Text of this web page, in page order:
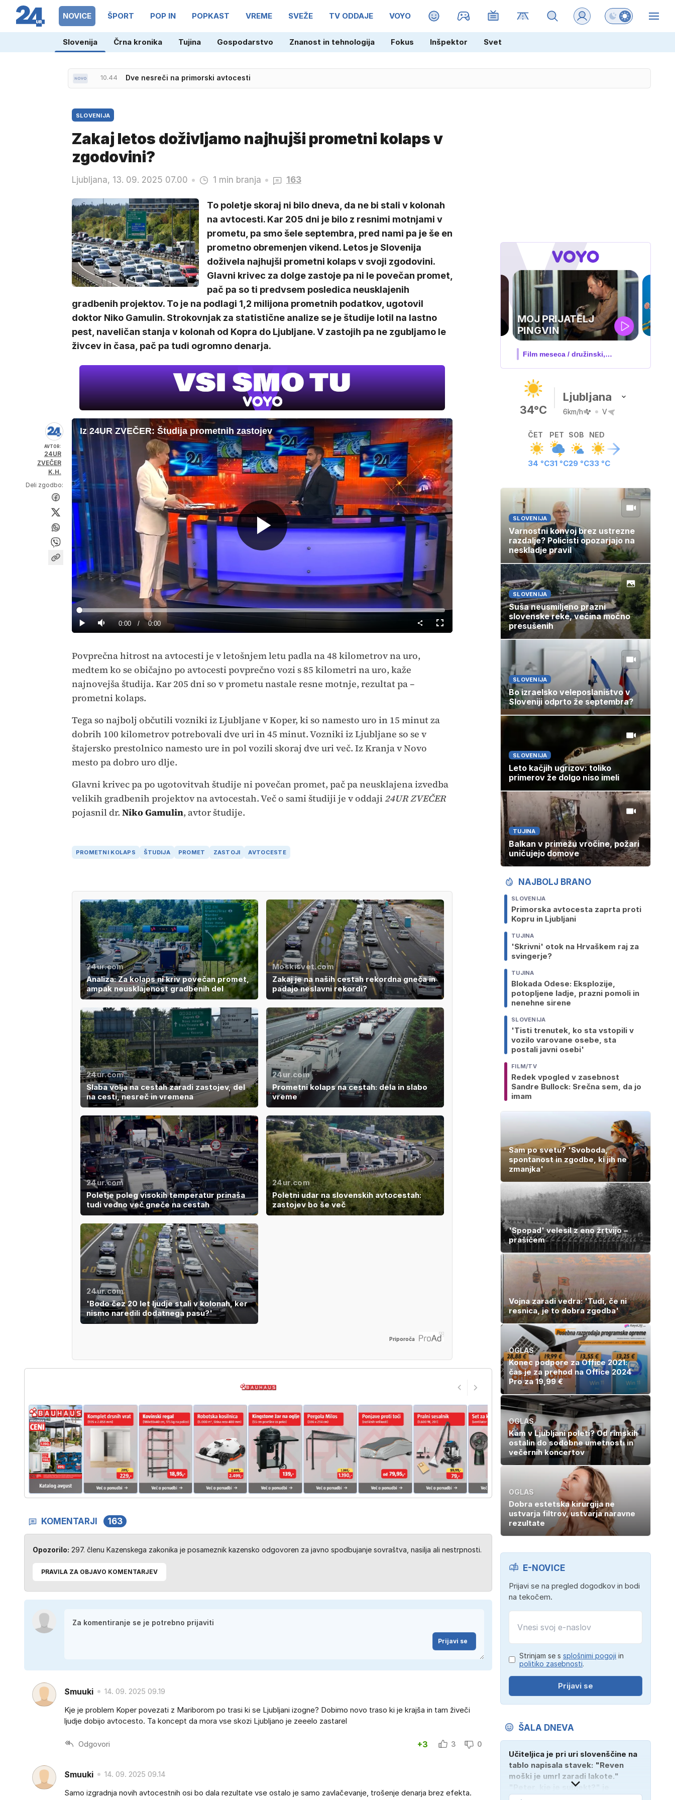
NOVICE ŠPORT POP IN POPKAST VREME SVEŽE TV ODDAJE VOYO MAGAZIN Preklopi barvni
Slovenija Črna kronika Tujina Gospodarstvo Znanost in tehnologija Fokus Inšpektor Svet
10.44 Dve nesreči na primorski avtocesti
09.53 Zakaj naj bi Anamaria Goltes v resnici umaknila zahtevek za preživnino?
SLOVENIJA
Zakaj letos doživljamo najhujši prometni kolaps v
zgodovini?
Ljubljana, 13. 09. 2025 07.00 1 min branja 163
To poletje skoraj ni bilo dneva, da ne bi stali v kolonah
na avtocesti. Kar 205 dni je bilo z resnimi motnjami v
prometu, pa smo šele septembra, pred nami pa je še en
prometno obremenjen vikend. Letos je Slovenija
doživela najhujši prometni kolaps v svoji zgodovini.
Glavni krivec za dolge zastoje pa ni le povečan promet,
pač pa so ti predvsem posledica neusklajenih
gradbenih projektov. To je na podlagi 1,2 milijona prometnih podatkov, ugotovil
doktor Niko Gamulin. Strokovnjak za statistične analize se je študije lotil na lastno
pest, naveličan stanja v kolonah od Kopra do Ljubljane. V zastojih pa ne zgubljamo le
živcev in časa, pač pa tudi ogromno denarja.
AVTOR:
24UR
ZVEČER
K.H.
Deli zgodbo:
Iz 24UR ZVEČER: Študija prometnih zastojev
PredvajajTiho Current
0:00 / Duration
0:00
Loaded:
0%
Celozaslonski
način
Povprečna hitrost na avtocesti je v letošnjem letu padla na 48 kilometrov na uro,
medtem ko se običajno po avtocesti povprečno vozi s 85 kilometri na uro, kaže
najnovejša študija. Kar 205 dni so v prometu nastale resne motnje, rezultat pa –
prometni kolaps.
Tega so najbolj občutili vozniki iz Ljubljane v Koper, ki so namesto uro in 15 minut za
dobrih 100 kilometrov potrebovali dve uri in 45 minut. Vozniki iz Ljubljane so se v
štajersko prestolnico namesto ure in pol vozili skoraj dve uri več. Iz Kranja v Novo
mesto pa dobro uro dlje.
Glavni krivec pa po ugotovitvah študije ni povečan promet, pač pa neusklajena izvedba
velikih gradbenih projektov na avtocestah. Več o sami študiji je v oddaji 24UR ZVEČER
pojasnil dr. Niko Gamulin, avtor študije.
PROMETNI KOLAPS ŠTUDIJA PROMET ZASTOJI AVTOCESTE
24ur.com
Analiza: Za kolaps ni kriv povečan promet,
ampak neusklajenost gradbenih del
Moskisvet.com
Zakaj je na naših cestah rekordna gneča in
padajo neslavni rekordi?
24ur.com
Slaba volja na cestah zaradi zastojev, del
na cesti, nesreč in vremena
24ur.com
Prometni kolaps na cestah: dela in slabo
vreme
24ur.com
Poletje poleg visokih temperatur prinaša
tudi vedno več gneče na cestah
24ur.com
Poletni udar na slovenskih avtocestah:
zastojev bo še več
24ur.com
'Bodo čez 20 let ljudje stali v kolonah, ker
nismo naredili dodatnega pasu?'
Priporoča
KOMENTARJI 163
Opozorilo: 297. členu Kazenskega zakonika je posameznik kazensko odgovoren za javno spodbujanje sovraštva, nasilja ali nestrpnosti.
PRAVILA ZA OBJAVO KOMENTARJEV
Prijavi se
Smuuki
14. 09. 2025 09.19
Kje je problem Koper povezati z Mariborom po trasi ki se Ljubljani izogne? Dobimo novo traso ki je krajša in tam živeči
ljudje dobijo avtocesto. Ta koncept da mora vse skozi Ljubljano je zeeelo zastarel
Odgovori +3 3 0
Smuuki
14. 09. 2025 09.14
Samo izgradnja novih avtocestnih osi bo dala rezultate vse ostalo je samo zavlačevanje, trošenje denarja brez efekta.
IQ 160
Nova hrvaška serija
34°C
Ljubljana
6km/h V
ČET
34 °C
PET
31 °C
SOB
29 °C
NED
33 °C
SLOVENIJA
Varnostni konvoj brez ustrezne
razdalje? Policisti opozarjajo na
neskladje pravil
SLOVENIJA
Suša neusmiljeno prazni
slovenske reke, večina močno
presušenih
SLOVENIJA
Bo izraelsko veleposlaništvo v
Sloveniji odprto že septembra?
SLOVENIJA
Leto kačjih ugrizov: toliko
primerov že dolgo niso imeli
TUJINA
Balkan v primežu vročine, požari
uničujejo domove
NAJBOLJ BRANO
SLOVENIJA
Primorska avtocesta zaprta proti
Kopru in Ljubljani
TUJINA
'Skrivni' otok na Hrvaškem raj za
svingerje?
TUJINA
Blokada Odese: Eksplozije,
potopljene ladje, prazni pomoli in
nenehne sirene
SLOVENIJA
'Tisti trenutek, ko sta vstopili v
vozilo varovane osebe, sta
postali javni osebi'
FILM/TV
Redek vpogled v zasebnost
Sandre Bullock: Srečna sem, da jo
imam
Sam po svetu? 'Svoboda,
spontanost in zgodbe, ki jih ne
zmanjka'
'Spopad' velesil z eno žrtvijo –
prašičem
Vojna zaradi vedra: 'Tudi, če ni
resnica, je to dobra zgodba'
OGLAS
Konec podpore za Office 2021:
čas je za prehod na Office 2024
Pro za 19,99 €
OGLAS
Kam v Ljubljani poleti? Od rimskih
ostalin do sodobne umetnosti in
večernih koncertov
OGLAS
Dobra estetska kirurgija ne
ustvarja filtrov, ustvarja naravne
rezultate
E-NOVICE
Prijavi se na pregled dogodkov in bodi
na tekočem.
Strinjam se s splošnimi pogoji in
politiko zasebnosti.
Prijavi se
ŠALA DNEVA
Učiteljica je pri uri slovenščine na
tablo napisala stavek: "Reven
moški je umrl zaradi lakote."
"Peter, kje je subjekt?" je